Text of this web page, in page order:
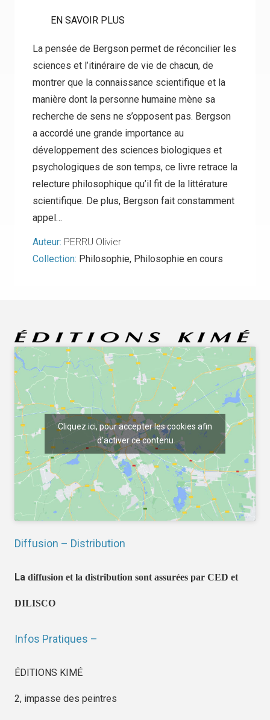
EN SAVOIR PLUS
La pensée de Bergson permet de réconcilier les
sciences et l’itinéraire de vie de chacun, de
montrer que la connaissance scientifique et la
manière dont la personne humaine mène sa
recherche de sens ne s’opposent pas. Bergson
a accordé une grande importance au
développement des sciences biologiques et
psychologiques de son temps, ce livre retrace la
relecture philosophique qu’il fit de la littérature
scientifique. De plus, Bergson fait constamment
appel…
Auteur: PERRU Olivier
Collection: Philosophie, Philosophie en cours
Cliquez ici, pour accepter les cookies afin
d'activer ce contenu
Diffusion – Distribution
La diffusion et la distribution sont assurées par CED et
DILISCO
Infos Pratiques –
ÉDITIONS KIMÉ
2, impasse des peintres